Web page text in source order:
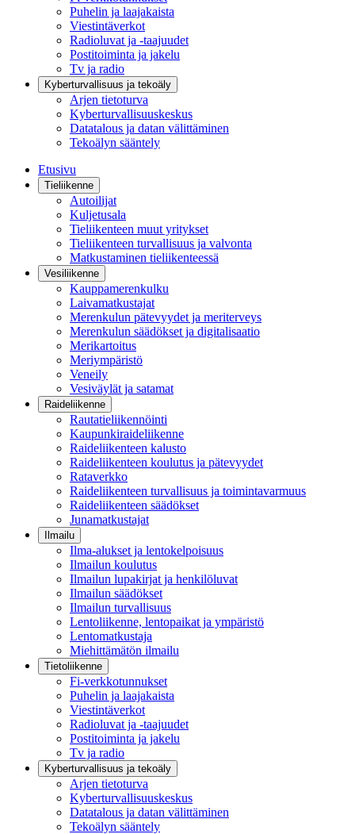
Puhelin ja laajakaista
Viestintäverkot
Radioluvat ja -taajuudet
Postitoiminta ja jakelu
Tv ja radio
Kyberturvallisuus ja tekoäly
Arjen tietoturva
Kyberturvallisuuskeskus
Datatalous ja datan välittäminen
Tekoälyn sääntely
Etusivu
Tieliikenne
Autoilijat
Kuljetusala
Tieliikenteen muut yritykset
Tieliikenteen turvallisuus ja valvonta
Matkustaminen tieliikenteessä
Vesiliikenne
Kauppamerenkulku
Laivamatkustajat
Merenkulun pätevyydet ja meriterveys
Merenkulun säädökset ja digitalisaatio
Merikartoitus
Meriympäristö
Veneily
Vesiväylät ja satamat
Raideliikenne
Rautatieliikennöinti
Kaupunkiraideliikenne
Raideliikenteen kalusto
Raideliikenteen koulutus ja pätevyydet
Rataverkko
Raideliikenteen turvallisuus ja toimintavarmuus
Raideliikenteen säädökset
Junamatkustajat
Ilmailu
Ilma-alukset ja lentokelpoisuus
Ilmailun koulutus
Ilmailun lupakirjat ja henkilöluvat
Ilmailun säädökset
Ilmailun turvallisuus
Lentoliikenne, lentopaikat ja ympäristö
Lentomatkustaja
Miehittämätön ilmailu
Tietoliikenne
Fi-verkkotunnukset
Puhelin ja laajakaista
Viestintäverkot
Radioluvat ja -taajuudet
Postitoiminta ja jakelu
Tv ja radio
Kyberturvallisuus ja tekoäly
Arjen tietoturva
Kyberturvallisuuskeskus
Datatalous ja datan välittäminen
Tekoälyn sääntely